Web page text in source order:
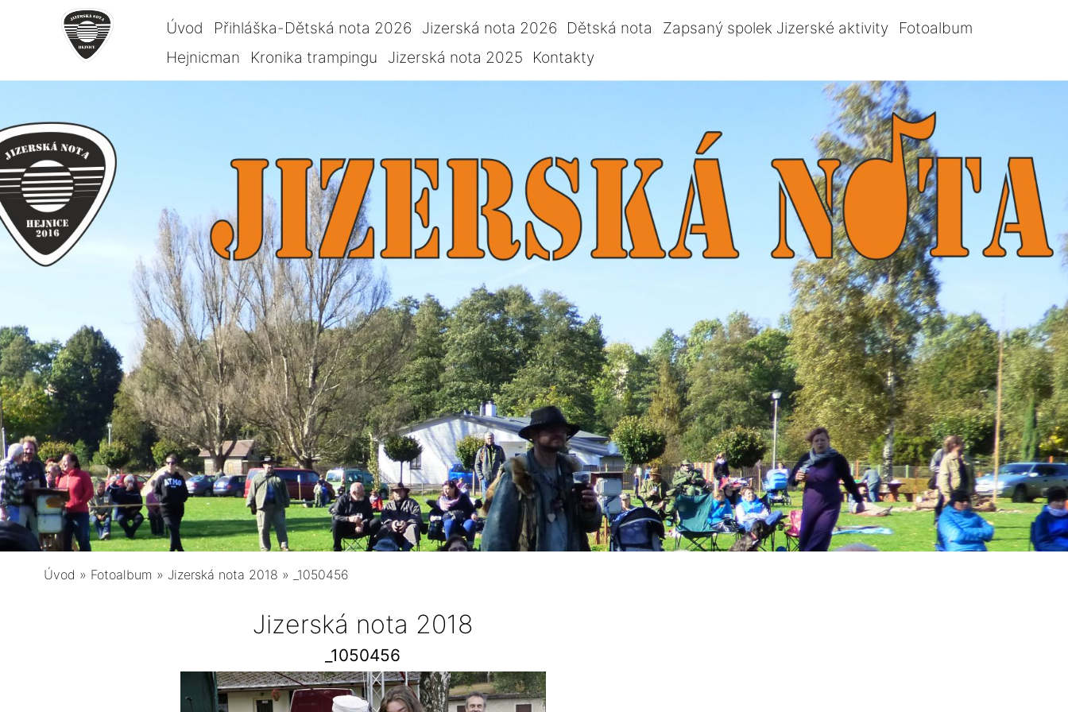
Úvod Přihláška-Dětská nota 2026 Jizerská nota 2026 Dětská nota Zapsaný spolek Jizerské aktivity
Fotoalbum
Hejnicman
Kronika trampingu Jizerská nota 2025 Kontakty
Úvod » Fotoalbum » Jizerská nota 2018 » _1050456
Jizerská nota 2018
_1050456